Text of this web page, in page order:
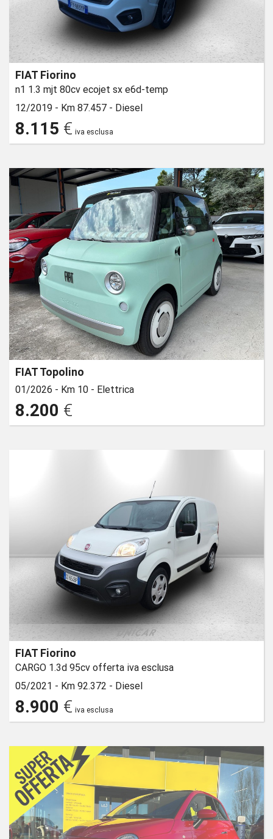
FIAT Fiorino
n1 1.3 mjt 80cv ecojet sx e6d-temp
12/2019 - Km 87.457 - Diesel
8.115 € iva esclusa
FIAT Topolino
01/2026 - Km 10 - Elettrica
8.200 €
FIAT Fiorino
CARGO 1.3d 95cv offerta iva esclusa
05/2021 - Km 92.372 - Diesel
8.900 € iva esclusa